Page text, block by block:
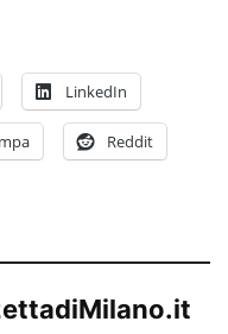
LinkedIn
Reddit